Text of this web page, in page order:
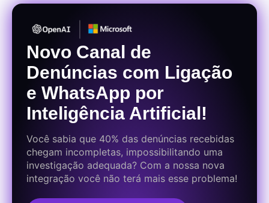
Novo Canal de
Denúncias com Ligação
e WhatsApp por
Inteligência Artificial!
Você sabia que 40% das denúncias recebidas
chegam incompletas, impossibilitando uma
investigação adequada? Com a nossa nova
integração você não terá mais esse problema!